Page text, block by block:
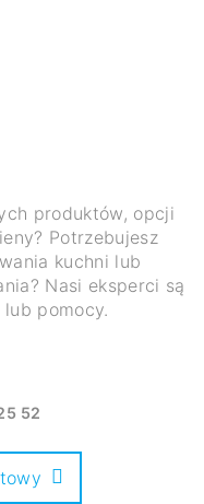
produktów, opcji
Potrzebujesz
kuchni lub
Nasi eksperci są
pomocy.
52